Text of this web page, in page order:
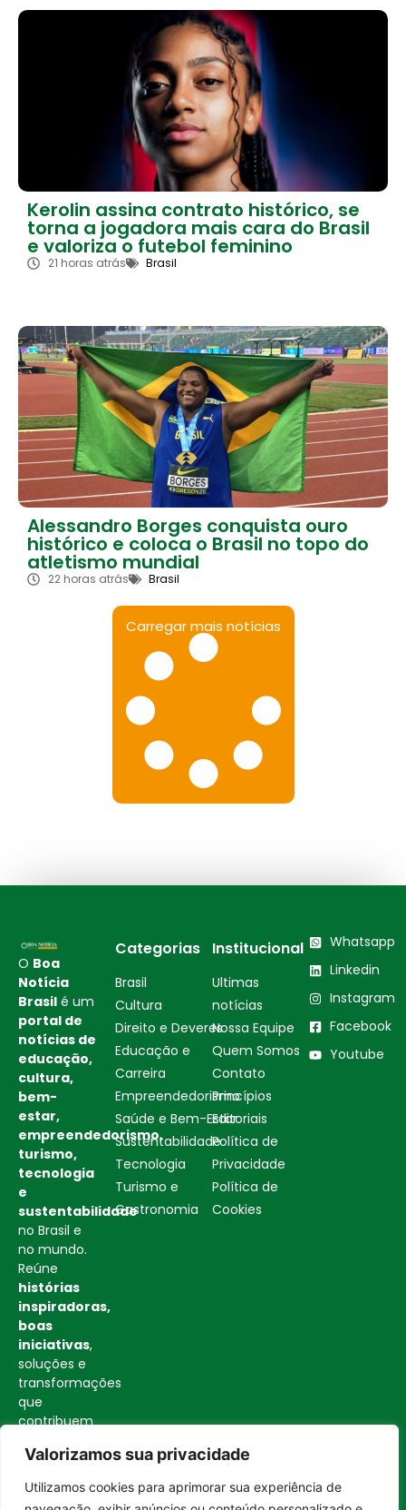
Valorizamos sua privacidade
Utilizamos cookies para aprimorar sua experiência de
Kerolin assina contrato histórico, se
torna a jogadora mais cara do Brasil
e valoriza o futebol feminino
21 horas atrás Brasil
Alessandro Borges conquista ouro
histórico e coloca o Brasil no topo do
atletismo mundial
22 horas atrás Brasil
Carregar mais notícias
O Boa
Notícia
Brasil é um
portal de
notícias de
educação,
cultura,
bem-
estar,
empreendedorismo,
turismo,
tecnologia
e
sustentabilidade
no Brasil e
no mundo.
Reúne
histórias
inspiradoras,
boas
iniciativas,
soluções e
transformações
que
contribuem
sociedade
mais
consciente
Categorias
Brasil
Cultura
Direito e Deveres
Educação e
Carreira
Empreendedorismo
Saúde e Bem-Estar
Sustentabilidade
Tecnologia
Turismo e
Gastronomia
Institucional
Ultimas
notícias
Nossa Equipe
Quem Somos
Contato
Princípios
Editoriais
Política de
Privacidade
Política de
Cookies
Whatsapp
Linkedin
Instagram
Facebook
Youtube